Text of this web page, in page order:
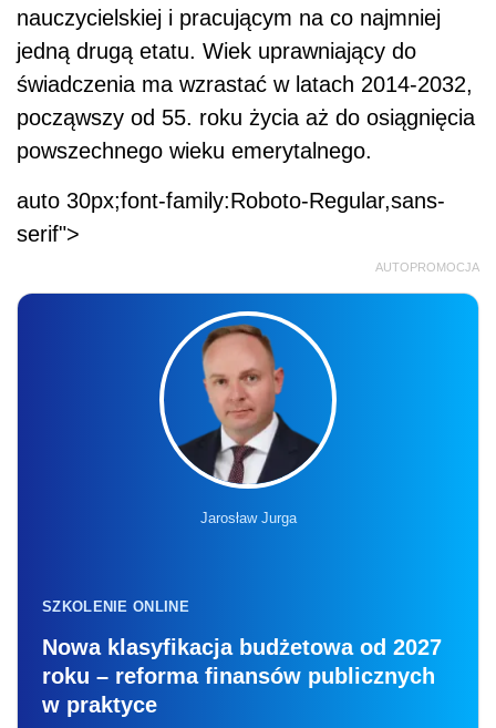
nauczycielskiej i pracującym na co najmniej
jedną drugą etatu. Wiek uprawniający do
świadczenia ma wzrastać w latach 2014-2032,
począwszy od 55. roku życia aż do osiągnięcia
powszechnego wieku emerytalnego.
auto 30px;font-family:Roboto-Regular,sans-
serif">
AUTOPROMOCJA
Jarosław Jurga
SZKOLENIE ONLINE
Nowa klasyfikacja budżetowa od 2027
roku – reforma finansów publicznych
w praktyce